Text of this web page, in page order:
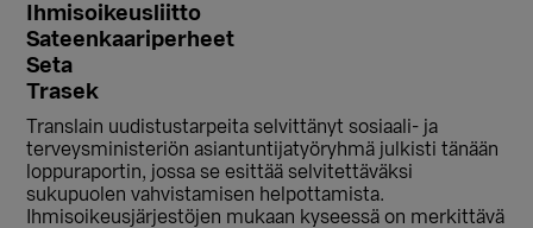
Ihmisoikeusliitto
Sateenkaariperheet
Seta
Trasek
Translain uudistustarpeita selvittänyt sosiaali- ja
terveysministeriön asiantuntijatyöryhmä julkisti tänään
loppuraportin, jossa se esittää selvitettäväksi
sukupuolen vahvistamisen helpottamista.
Ihmisoikeusjärjestöjen mukaan kyseessä on merkittävä